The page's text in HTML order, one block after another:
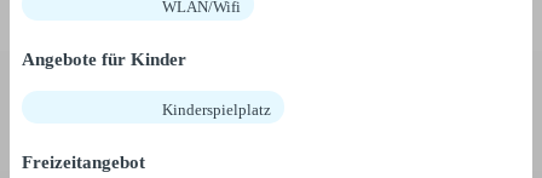
WLAN/Wifi
Angebote für Kinder
Kinderspielplatz
Freizeitangebot